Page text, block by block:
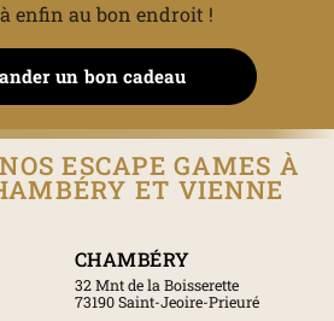
enfin au bon endroit !
un bon cadeau
ESCAPE GAMES À
ET VIENNE
CHAMBÉRY
32 Mnt de la Boisserette
73190 Saint-Jeoire-Prieuré